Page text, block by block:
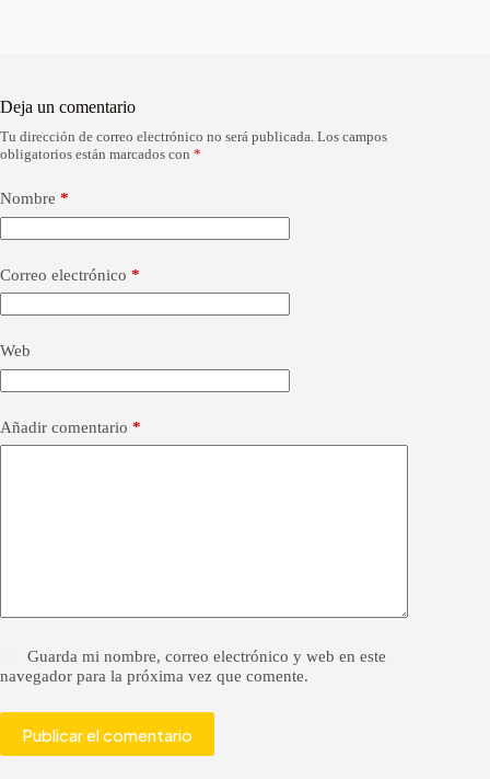
Deja un comentario
Tu dirección de correo electrónico no será publicada. Los campos
obligatorios están marcados con *
Nombre *
Correo electrónico *
Web
Añadir comentario *
Guarda mi nombre, correo electrónico y web en este
navegador para la próxima vez que comente.
Publicar el comentario
A
l
e
r
n
t
i
v
: